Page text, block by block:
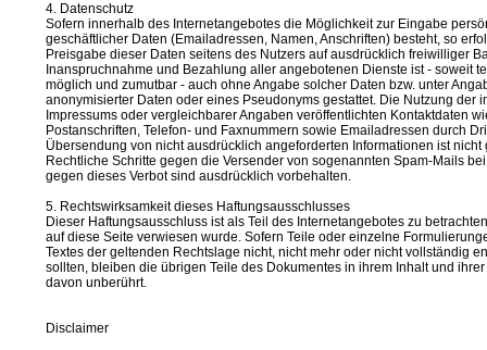
4. Datenschutz
Sofern innerhalb des Internetangebotes die Möglichkeit zur Eingabe
geschäftlicher Daten (Emailadressen, Namen, Anschriften) besteht, so
Preisgabe dieser Daten seitens des Nutzers auf ausdrücklich freiwilliger
Inanspruchnahme und Bezahlung aller angebotenen Dienste ist - soweit
möglich und zumutbar - auch ohne Angabe solcher Daten bzw. unter
anonymisierter Daten oder eines Pseudonyms gestattet. Die Nutzung der
Impressums oder vergleichbarer Angaben veröffentlichten Kontaktdaten
Postanschriften, Telefon- und Faxnummern sowie Emailadressen durch
Übersendung von nicht ausdrücklich angeforderten Informationen ist nicht
Rechtliche Schritte gegen die Versender von sogenannten Spam-Mails
gegen dieses Verbot sind ausdrücklich vorbehalten.
5. Rechtswirksamkeit dieses Haftungsausschlusses
Dieser Haftungsausschluss ist als Teil des Internetangebotes zu
auf diese Seite verwiesen wurde. Sofern Teile oder einzelne
Textes der geltenden Rechtslage nicht, nicht mehr oder nicht vollständig
sollten, bleiben die übrigen Teile des Dokumentes in ihrem Inhalt und
davon unberührt.
Disclaimer